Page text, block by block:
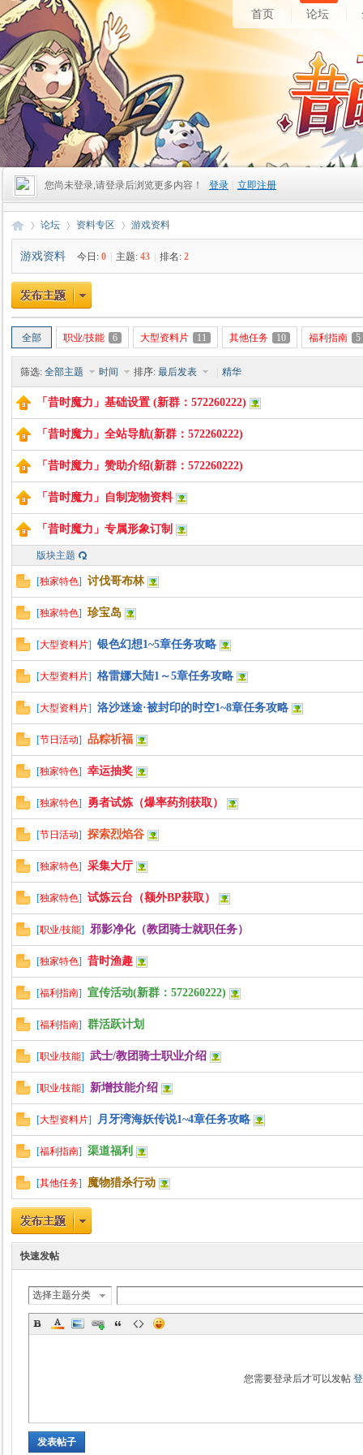
首页 论坛
您尚未登录,请登录后浏览更多内容！ 登录 立即注册
昔
魔
»
论坛
›
资料专区 游戏资料
游戏资料 今日: 0 主题: 43 排名: 2
全部 职业/技能 6 大型资料片 11 其他任务 10 福利指南 5
筛选: 全部主题 时间 排序: 最后发表 精华
「昔时魔力」基础设置 (新群：572260222)
「昔时魔力」全站导航(新群：572260222)
「昔时魔力」赞助介绍(新群：572260222)
「昔时魔力」自制宠物资料
「昔时魔力」专属形象订制
版块主题
[独家特色] 讨伐哥布林
[独家特色] 珍宝岛
[大型资料片] 银色幻想1~5章任务攻略
[大型资料片] 格雷娜大陆1～5章任务攻略
[大型资料片] 洛沙迷途·被封印的时空1~8章任务攻略
[节日活动] 品粽祈福
[独家特色] 幸运抽奖
[独家特色] 勇者试炼（爆率药剂获取）
[节日活动] 探索烈焰谷
[独家特色] 采集大厅
[独家特色] 试炼云台（额外BP获取）
[职业/技能] 邪影净化（教团骑士就职任务）
[独家特色] 昔时渔趣
[福利指南] 宣传活动(新群：572260222)
[福利指南] 群活跃计划
[职业/技能] 武士/教团骑士职业介绍
[职业/技能] 新增技能介绍
[大型资料片] 月牙湾海妖传说1~4章任务攻略
[福利指南] 渠道福利
[其他任务] 魔物猎杀行动
快速发帖
选择主题分类
您需要登录后才可以发帖
发表帖子